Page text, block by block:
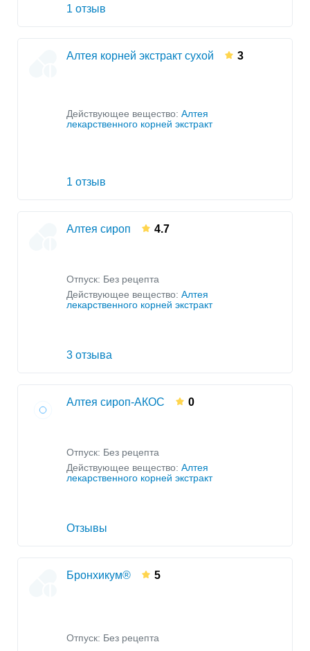
1 отзыв
Алтея корней экстракт сухой 3
Действующее вещество: Алтея
лекарственного корней экстракт
1 отзыв
Алтея сироп 4.7
Отпуск: Без рецепта
Действующее вещество: Алтея
лекарственного корней экстракт
3 отзыва
Алтея сироп-АКОС 0
Отпуск: Без рецепта
Действующее вещество: Алтея
лекарственного корней экстракт
Отзывы
Бронхикум® 5
Отпуск: Без рецепта